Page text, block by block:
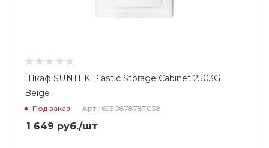
Шкаф SUNTEK Plastic Storage Cabinet 2503G
Beige
Под заказ Арт.: 6930878787038
1 649 руб./шт